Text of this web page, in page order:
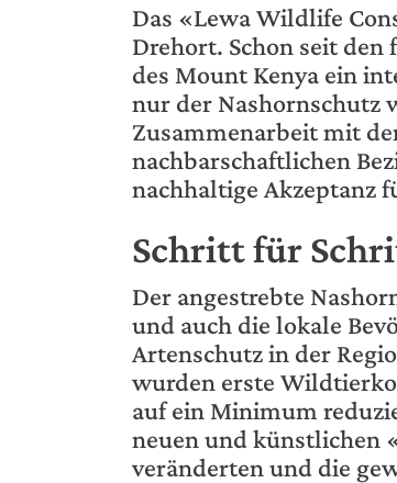
Das «Lewa Wildlife
Drehort. Schon seit
des Mount Kenya ein
nur der Nashornschutz
Zusammenarbeit mit
nachbarschaftlichen
nachhaltige Akzeptanz
Schritt für
Der angestrebte
und auch die lokale
Artenschutz in der
wurden erste
auf ein Minimum
neuen und künstlichen
veränderten und die